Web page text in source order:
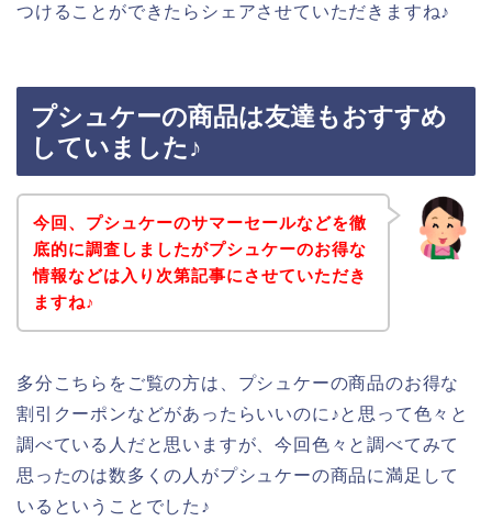
つけることができたらシェアさせていただきますね♪
プシュケーの商品は友達もおすすめ
していました♪
今回、プシュケーのサマーセールなどを徹
底的に調査しましたがプシュケーのお得な
情報などは入り次第記事にさせていただき
ますね♪
多分こちらをご覧の方は、プシュケーの商品のお得な
割引クーポンなどがあったらいいのに♪と思って色々と
調べている人だと思いますが、今回色々と調べてみて
思ったのは数多くの人がプシュケーの商品に満足して
いるということでした♪